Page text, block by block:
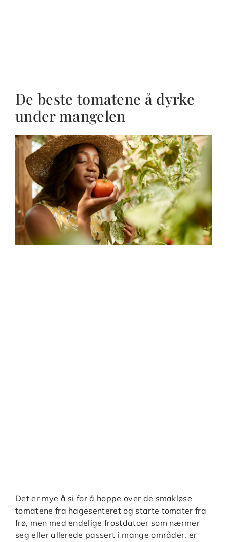
De beste tomatene å dyrke
under mangelen
Det er mye å si for å hoppe over de smakløse
tomatene fra hagesenteret og starte tomater fra
frø, men med endelige frostdatoer som nærmer
seg eller allerede passert i mange områder, er